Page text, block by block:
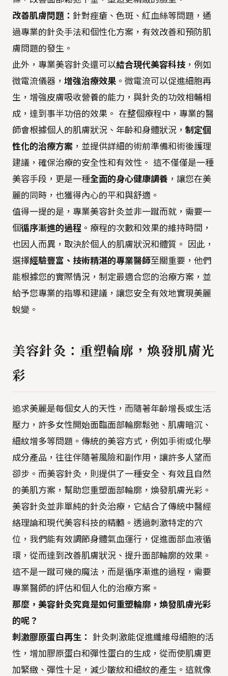
改善肌膚問題： 針對痤瘡、色斑、紅血絲等問題，通
過專業的針灸手法和個性化方案，有效改善和預防肌
膚問題的發生。
此外，專業美容針灸還可以結合現代美容科技，例如
微電流儀器， 增強治療效果 。微電流可以促進細胞再
生，增強皮膚吸收營養的能力，與針灸的功效相輔相
成，達到事半功倍的效果。 在整個療程中，專業的醫
師會根據個人的肌膚狀況、年齡和身體狀況， 制定個
性化的治療方案 ，並提供詳細的術前準備和術後護理
建議，確保治療的安全性和有效性。 這不僅僅是一種
美容手段，更是一種全面的身心健康調養 ，讓您在美
麗的同時，也獲得內心的平和與舒適。
值得一提的是，專業美容針灸並非一蹴而就，需要一
個循序漸進的過程 。療程的次數和效果的維持時間，
也因人而異，取決於個人的肌膚狀況和體質。 因此，
選擇經驗豐富、技術精湛的專業醫師至關重要，他們
能根據您的實際情況，制定最適合您的治療方案，並
給予您專業的指導和建議，讓您安全有效地實現美麗
蛻變。
美容針灸：重塑輪廓，煥發肌膚光
彩
追求美麗是每個女人的天性，而隨著年齡增長或生活
壓力，許多女性開始面臨面部輪廓鬆弛、肌膚暗沉、
細紋增多等問題。傳統的美容方式，例如手術或化學
成分產品，往往伴隨著風險和副作用，讓許多人望而
卻步。而美容針灸，則提供了一種安全、有效且自然
的美肌方案，幫助您重塑面部輪廓，煥發肌膚光彩。
美容針灸並非單純的針灸治療，它結合了傳統中醫經
絡理論和現代美容科技的精髓。透過刺激特定的穴
位，我們能有效調節身體氣血運行，促進面部血液循
環，從而達到改善肌膚狀況、提升面部輪廓的效果。
這不是一蹴可幾的魔法，而是循序漸進的過程，需要
專業醫師的評估和個人化的治療方案。
那麼，美容針灸究竟是如何重塑輪廓，煥發肌膚光彩
的呢？
刺激膠原蛋白再生： 針灸刺激能促進纖維母細胞的活
性，增加膠原蛋白和彈性蛋白的生成，從而使肌膚更
加緊緻、彈性十足，減少皺紋和細紋的產生。這就像